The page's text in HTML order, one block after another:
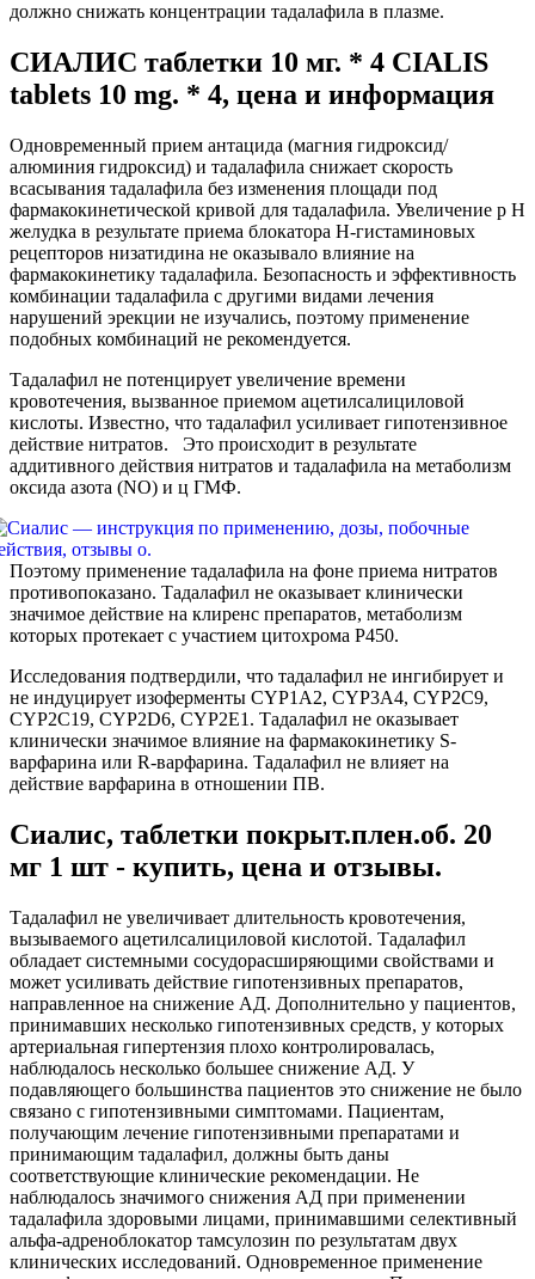
должно снижать концентрации тадалафила в плазме.
СИАЛИС таблетки 10 мг. * 4 CIALIS
tablets 10 mg. * 4, цена и информация
Одновременный прием антацида (магния гидроксид/
алюминия гидроксид) и тадалафила снижает скорость
всасывания тадалафила без изменения площади под
фармакокинетической кривой для тадалафила. Увеличение р Н
желудка в результате приема блокатора Н-гистаминовых
рецепторов низатидина не оказывало влияние на
фармакокинетику тадалафила. Безопасность и эффективность
комбинации тадалафила с другими видами лечения
нарушений эрекции не изучались, поэтому применение
подобных комбинаций не рекомендуется.
Тадалафил не потенцирует увеличение времени
кровотечения, вызванное приемом ацетилсалициловой
кислоты. Известно, что тадалафил усиливает гипотензивное
действие нитратов. Это происходит в результате
аддитивного действия нитратов и тадалафила на метаболизм
оксида азота (NO) и ц ГМФ.
Поэтому применение тадалафила на фоне приема нитратов
противопоказано. Тадалафил не оказывает клинически
значимое действие на клиренс препаратов, метаболизм
которых протекает с участием цитохрома P450.
Исследования подтвердили, что тадалафил не ингибирует и
не индуцирует изоферменты CYP1A2, CYP3A4, CYP2C9,
CYP2C19, CYP2D6, CYP2E1. Тадалафил не оказывает
клинически значимое влияние на фармакокинетику S-
варфарина или R-варфарина. Тадалафил не влияет на
действие варфарина в отношении ПВ.
Сиалис, таблетки покрыт.плен.об. 20
мг 1 шт - купить, цена и отзывы.
Тадалафил не увеличивает длительность кровотечения,
вызываемого ацетилсалициловой кислотой. Тадалафил
обладает системными сосудорасширяющими свойствами и
может усиливать действие гипотензивных препаратов,
направленное на снижение АД. Дополнительно у пациентов,
принимавших несколько гипотензивных средств, у которых
артериальная гипертензия плохо контролировалась,
наблюдалось несколько большее снижение АД. У
подавляющего большинства пациентов это снижение не было
связано с гипотензивными симптомами. Пациентам,
получающим лечение гипотензивными препаратами и
принимающим тадалафил, должны быть даны
соответствующие клинические рекомендации. Не
наблюдалось значимого снижения АД при применении
тадалафила здоровыми лицами, принимавшими селективный
альфа-адреноблокатор тамсулозин по результатам двух
клинических исследований. Одновременное применение